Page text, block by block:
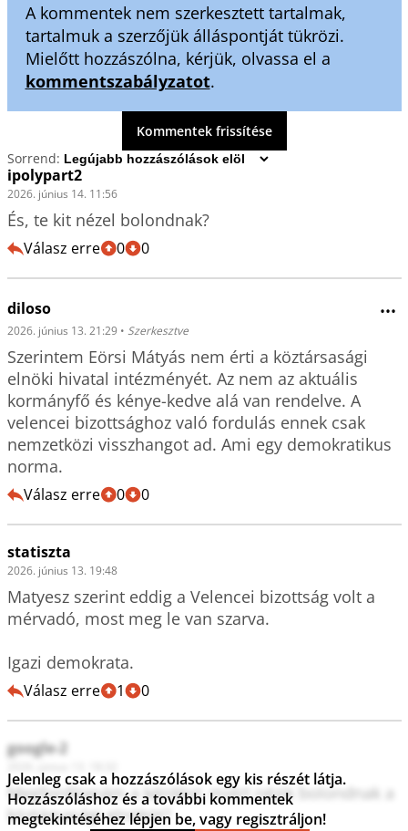
A kommentek nem szerkesztett tartalmak,
tartalmuk a szerzőjük álláspontját tükrözi.
Mielőtt hozzászólna, kérjük, olvassa el a
kommentszabályzatot.
Kommentek frissítése
Sorrend:
ipolypart2
2026. június 14. 11:56
És, te kit nézel bolondnak?
Válasz erre 0 0
diloso •••
2026. június 13. 21:29 • Szerkesztve
Szerintem Eörsi Mátyás nem érti a köztársasági
elnöki hivatal intézményét. Az nem az aktuális
kormányfő és kénye-kedve alá van rendelve. A
velencei bizottsághoz való fordulás ennek csak
nemzetközi visszhangot ad. Ami egy demokratikus
norma.
Válasz erre 0 0
statiszta
2026. június 13. 19:48
Matyesz szerint eddig a Velencei bizottság volt a
mérvadó, most meg le van szarva.
Igazi demokrata.
Válasz erre 1 0
google-2
Megfordítanám a kérdést: miért nézik bolondnak a
köztársasági elnököt?
Jelenleg csak a hozzászólások egy kis részét látja.
Hozzászóláshoz és a további kommentek
megtekintéséhez lépjen be, vagy regisztráljon!